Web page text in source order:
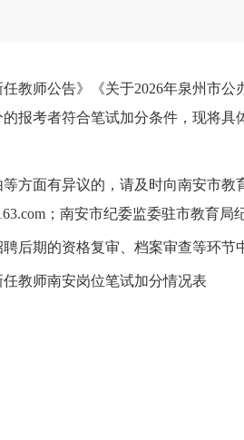
师公告》《关于2026年泉州市公
报考者符合笔试加分条件，现将具
面有异议的，请及时向南安市教
；南安市纪委监委驻市教育局
期的资格复审、档案审查等环节
教师南安岗位笔试加分情况表